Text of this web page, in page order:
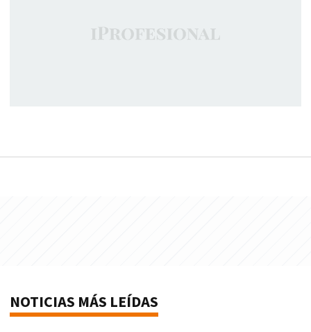
NOTICIAS MÁS LEÍDAS